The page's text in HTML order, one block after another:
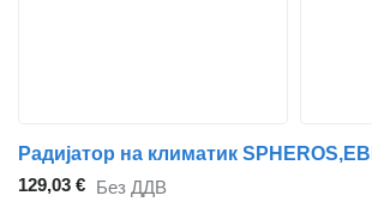
129,03 € Без ДДВ